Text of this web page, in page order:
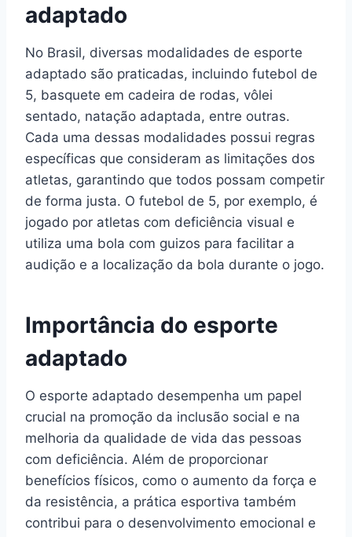
adaptado
No Brasil, diversas modalidades de esporte
adaptado são praticadas, incluindo futebol de
5, basquete em cadeira de rodas, vôlei
sentado, natação adaptada, entre outras.
Cada uma dessas modalidades possui regras
específicas que consideram as limitações dos
atletas, garantindo que todos possam competir
de forma justa. O futebol de 5, por exemplo, é
jogado por atletas com deficiência visual e
utiliza uma bola com guizos para facilitar a
audição e a localização da bola durante o jogo.
Importância do esporte
adaptado
O esporte adaptado desempenha um papel
crucial na promoção da inclusão social e na
melhoria da qualidade de vida das pessoas
com deficiência. Além de proporcionar
benefícios físicos, como o aumento da força e
da resistência, a prática esportiva também
contribui para o desenvolvimento emocional e